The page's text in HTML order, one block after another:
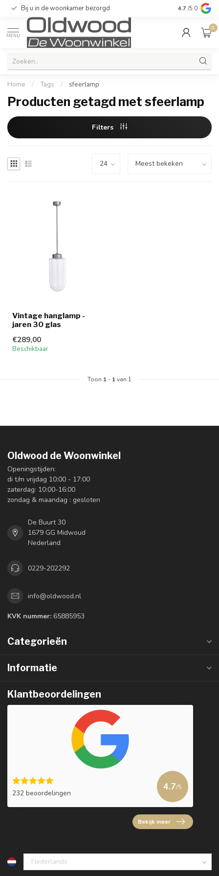
Bij u in de woonkamer bezorgd Kwaliteit &
4.7 /5.0
MENU
0
Home / Tags / sfeerlamp
Producten getagd met sfeerlamp
Filters
Vintage hanglamp -
jaren 30 glas
€289,00
Beschikbaar
Toon 1 - 1van 1
Oldwood de Woonwinkel
Openingstijden:
di t/m vrijdag 10:00 - 17:00
zaterdag: 10:00-16:00
zondag & maandag : gesloten
De Buurt 30
1679 GG Midwoud
Nederland
0229-202292
info@oldwood.nl
KVK nummer: 65885953
Categorieën
Informatie
Klantbeoordelingen
232 beoordelingen
4.7/5
Bekijk meer